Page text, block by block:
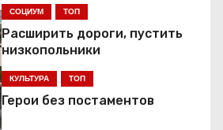
СОЦИУМ ТОП
Расширить дороги, пустить
низкопольники
КУЛЬТУРА ТОП
Герои без постаментов